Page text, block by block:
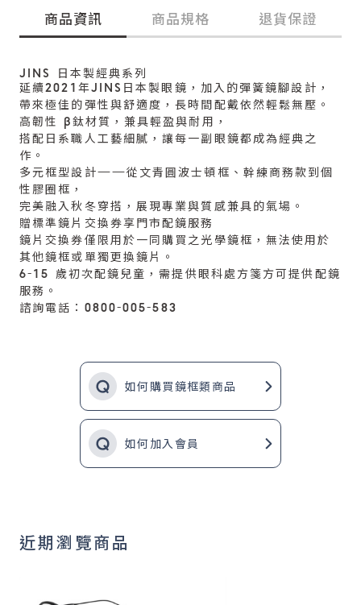
商品資訊 商品規格 退貨保證
JINS 日本製經典系列
延續2021年JINS日本製眼鏡，加入的彈簧鏡腳設計，
帶來極佳的彈性與舒適度，長時間配戴依然輕鬆無壓。
高韌性 β鈦材質，兼具輕盈與耐用，
搭配日系職人工藝細膩，讓每一副眼鏡都成為經典之
作。
多元框型設計——從文青圓波士頓框、幹練商務款到個
性膠圈框，
完美融入秋冬穿搭，展現專業與質感兼具的氣場。
贈標準鏡片交換券享門市配鏡服務
鏡片交換券僅限用於一同購買之光學鏡框，無法使用於
其他鏡框或單獨更換鏡片。
6-15 歲初次配鏡兒童，需提供眼科處方箋方可提供配鏡
服務。
諮詢電話：0800-005-583
如何購買鏡框類商品
如何加入會員
近期瀏覽商品